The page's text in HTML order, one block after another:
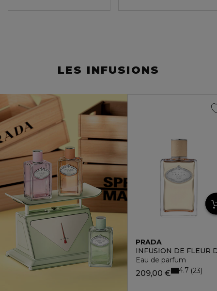
LES INFUSIONS
PRADA
INFUSION DE FLEUR
Eau de parfum
209,00 € 4.7 23